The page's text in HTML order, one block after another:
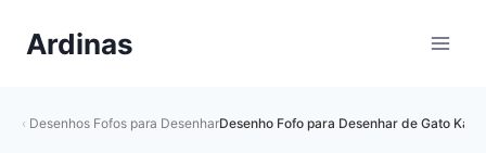
paraArdinas
Desenhos Fofos para DesenharDesenho Fofo para Desenhar de Gato